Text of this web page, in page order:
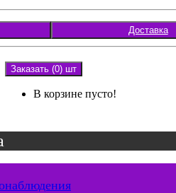
Доставка
Заказать (0) шт
В корзине пусто!